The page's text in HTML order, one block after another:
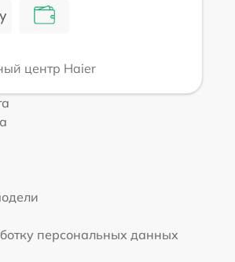
центр Haier
персональных данных